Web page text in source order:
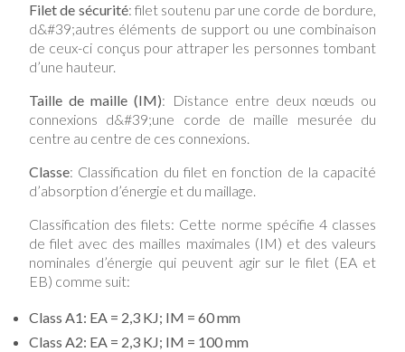
Filet de sécurité: filet soutenu par une corde de bordure,
d&#39;autres éléments de support ou une combinaison
de ceux-ci conçus pour attraper les personnes tombant
d’une hauteur.
Taille de maille (IM): Distance entre deux nœuds ou
connexions d&#39;une corde de maille mesurée du
centre au centre de ces connexions.
Classe: Classification du filet en fonction de la capacité
d’absorption d’énergie et du maillage.
Classification des filets: Cette norme spécifie 4 classes
de filet avec des mailles maximales (IM) et des valeurs
nominales d’énergie qui peuvent agir sur le filet (EA et
EB) comme suit:
Class A1: EA = 2,3 KJ; IM = 60 mm
Class A2: EA = 2,3 KJ; IM = 100 mm